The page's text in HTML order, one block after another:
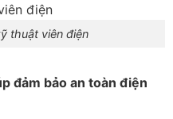
thuật viên điện
đảm bảo an toàn điện